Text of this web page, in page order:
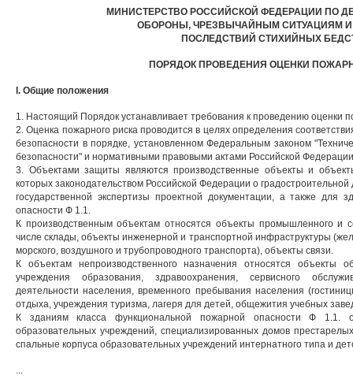
МИНИСТЕРСТВО РОССИЙСКОЙ ФЕДЕРАЦИИ ПО
ОБОРОНЫ, ЧРЕЗВЫЧАЙНЫМ СИТУАЦИЯМ
ПОСЛЕДСТВИЙ СТИХИЙНЫХ
ПОРЯДОК ПРОВЕДЕНИЯ ОЦЕНКИ
I. Общие положения
1. Настоящий Порядок устанавливает требования к проведению оценки
2. Оценка пожарного риска проводится в целях определения
безопасности в порядке, установленном Федеральным законом
безопасности" и нормативными правовыми актами Российской
3. Объектами защиты являются производственные объекты и
которых законодательством Российской Федерации о
государственной экспертизы проектной документации, а также для
опасности Ф 1.1.
К производственным объектам относятся объекты промышленного и
числе склады, объекты инженерной и транспортной инфраструктуры
морского, воздушного и трубопроводного транспорта), объекты связи.
К объектам непроизводственного назначения относятся объекты
учреждения образования, здравоохранения, сервисного
деятельности населения, временного пребывания населения
отдыха, учреждения туризма, лагеря для детей, общежития учебных
К зданиям класса функциональной пожарной опасности Ф 1.1.
образовательных учреждений, специализированных домов
спальные корпуса образовательных учреждений интернатного типа и
...